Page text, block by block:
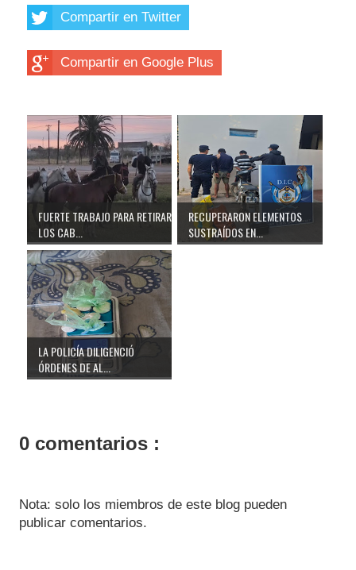
Compartir en Twitter
Compartir en Google Plus
FUERTE TRABAJO PARA RETIRAR
LOS CAB...
RECUPERARON ELEMENTOS
SUSTRAÍDOS EN...
LA POLICÍA DILIGENCIÓ
ÓRDENES DE AL...
0 comentarios :
Nota: solo los miembros de este blog pueden
publicar comentarios.